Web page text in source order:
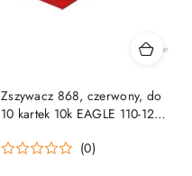
Zszywacz 868, czerwony, do
10 kartek 10k EAGLE 110-1224
(0)